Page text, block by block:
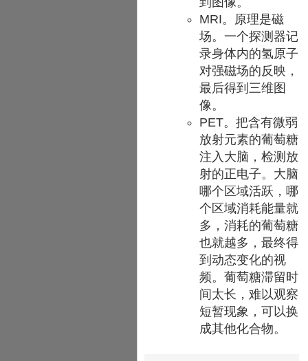
MRI。原理是磁
场。一个探测器记
录身体内的氢原子
对强磁场的反映，
最后得到三维图
像。
PET。把含有微弱
放射元素的葡萄糖
注入大脑，检测放
射的正电子。大脑
哪个区域活跃，哪
个区域消耗能量就
多，消耗的葡萄糖
也就越多，最终得
到动态变化的视
频。葡萄糖滞留时
间太长，难以观察
短暂现象，可以换
成其他化合物。